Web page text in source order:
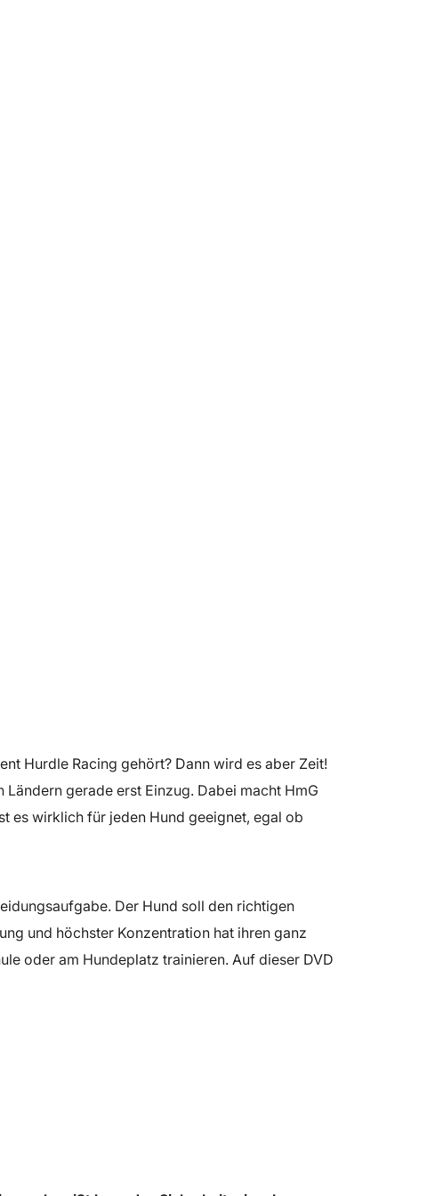
Hurdle Racing gehört? Dann wird es aber Zeit!
gerade erst Einzug. Dabei macht HmG
es wirklich für jeden Hund geeignet, egal ob
Der Hund soll den richtigen
und höchster Konzentration hat ihren ganz
oder am Hundeplatz trainieren. Auf dieser DVD